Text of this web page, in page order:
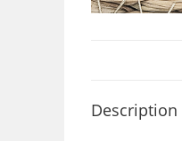
Description